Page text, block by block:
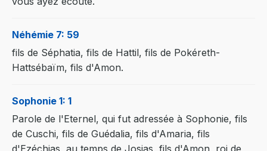
Néhémie 7: 59
fils de Séphatia, fils de Hattil, fils de Pokéreth-
Hattsébaïm, fils d'Amon.
Sophonie 1: 1
Parole de l'Eternel, qui fut adressée à Sophonie, fils
de Cuschi, fils de Guédalia, fils d'Amaria, fils
d'Ezéchias, au temps de Josias, fils d'Amon, roi de